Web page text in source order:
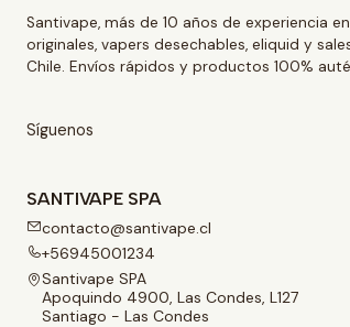
Santivape, más de 10 años de experiencia
originales, vapers desechables, eliquid y
Chile. Envíos rápidos y productos 100%
Síguenos
SANTIVAPE SPA
contacto@santivape.cl
+56945001234
Santivape SPA
Apoquindo 4900, Las Condes, L127
Santiago - Las Condes